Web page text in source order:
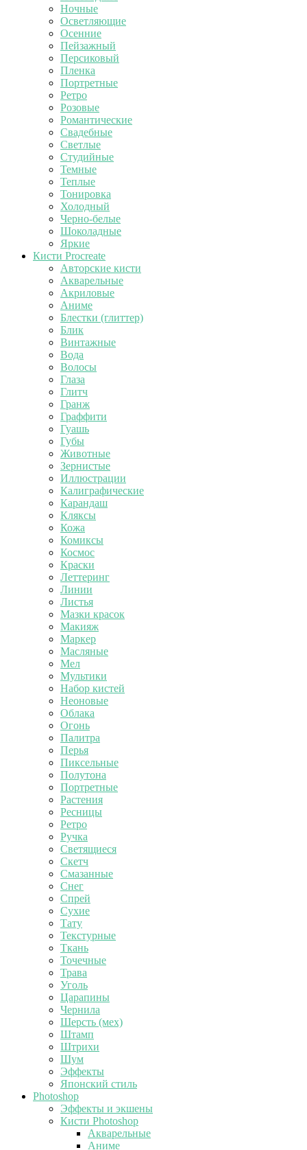
Ночные
Осветляющие
Осенние
Пейзажный
Персиковый
Пленка
Портретные
Ретро
Розовые
Романтические
Свадебные
Светлые
Студийные
Темные
Теплые
Тонировка
Холодный
Черно-белые
Шоколадные
Яркие
Кисти Procreate
Авторские кисти
Акварельные
Акриловые
Аниме
Блестки (глиттер)
Блик
Винтажные
Вода
Волосы
Глаза
Глитч
Гранж
Граффити
Гуашь
Губы
Животные
Зернистые
Иллюстрации
Калиграфические
Карандаш
Кляксы
Кожа
Комиксы
Космос
Краски
Леттеринг
Линии
Листья
Мазки красок
Макияж
Маркер
Масляные
Мел
Мультики
Набор кистей
Неоновые
Облака
Огонь
Палитра
Перья
Пиксельные
Полутона
Портретные
Растения
Ресницы
Ретро
Ручка
Светящиеся
Скетч
Смазанные
Снег
Спрей
Сухие
Тату
Текстурные
Ткань
Точечные
Трава
Уголь
Царапины
Чернила
Шерсть (мех)
Штамп
Штрихи
Шум
Эффекты
Японский стиль
Photoshop
Эффекты и экшены
Кисти Photoshop
Акварельные
Аниме